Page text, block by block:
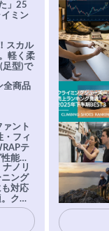
」25
ミン
スカル
軽く柔
足型)で
全商品
ント
・フィ
テ
能を
TRAX
ドに
ノリ
ング
対応
クラ
。